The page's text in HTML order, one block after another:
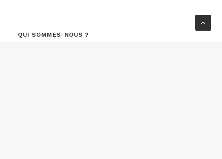
QUI SOMMES-NOUS ?